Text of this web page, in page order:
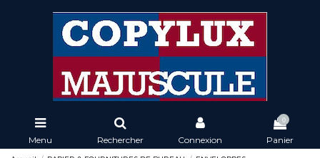
Menu Rechercher Connexion
0
Panier